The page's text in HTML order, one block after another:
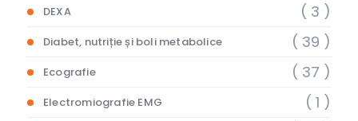
DEXA ( 3 )
Diabet, nutriție și boli metabolice ( 39 )
Ecografie ( 37 )
Electromiografie EMG ( 1 )